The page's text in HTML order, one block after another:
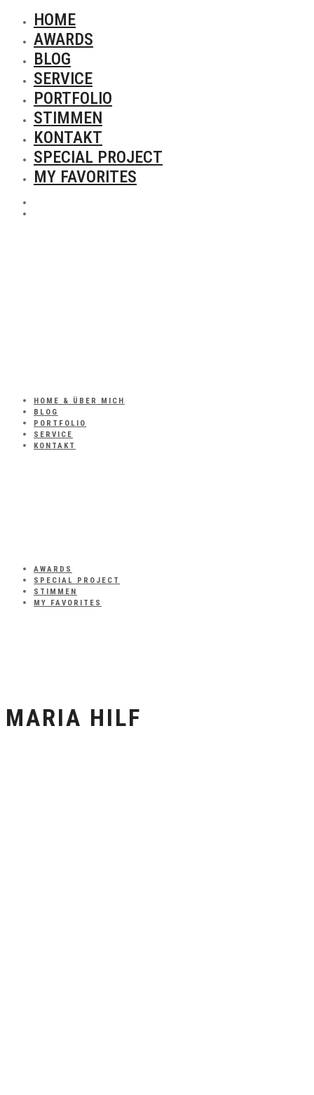
HOME
AWARDS
BLOG
SERVICE
PORTFOLIO
STIMMEN
KONTAKT
SPECIAL PROJECT
MY FAVORITES
HOME & ÜBER MICH
BLOG
PORTFOLIO
SERVICE
KONTAKT
AWARDS
SPECIAL PROJECT
STIMMEN
MY FAVORITES
MARIA HILF